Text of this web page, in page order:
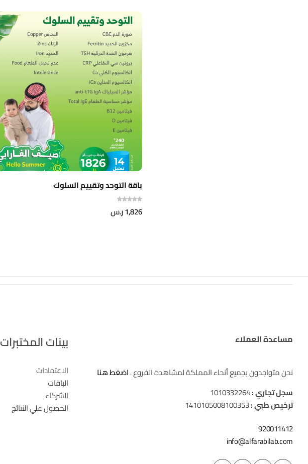
باقة التوحد وتقييم السلوك
1,826ر.س
مساعدة العملاء
نحن متواجدون بجميع أنحاء المملكة لمشاهدة الفروع .اضغط هنا
سجل تجاري :1010332264
ترخيص طبي :1410105008100353
920011412
info@alfarabilab.com
بينات المختبرات
الاعتمادات
الباقات
الشركاء
الحصول علي النتائج